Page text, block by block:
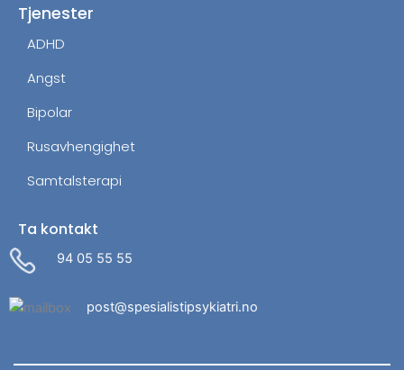
Tjenester
ADHD
Angst
Bipolar
Rusavhengighet
Samtalsterapi
Ta kontakt
94 05 55 55
post@spesialistipsykiatri.no